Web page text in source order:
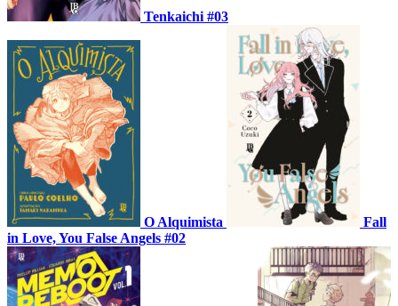
Tenkaichi #03
O Alquimista
Fall
in Love, You False Angels #02